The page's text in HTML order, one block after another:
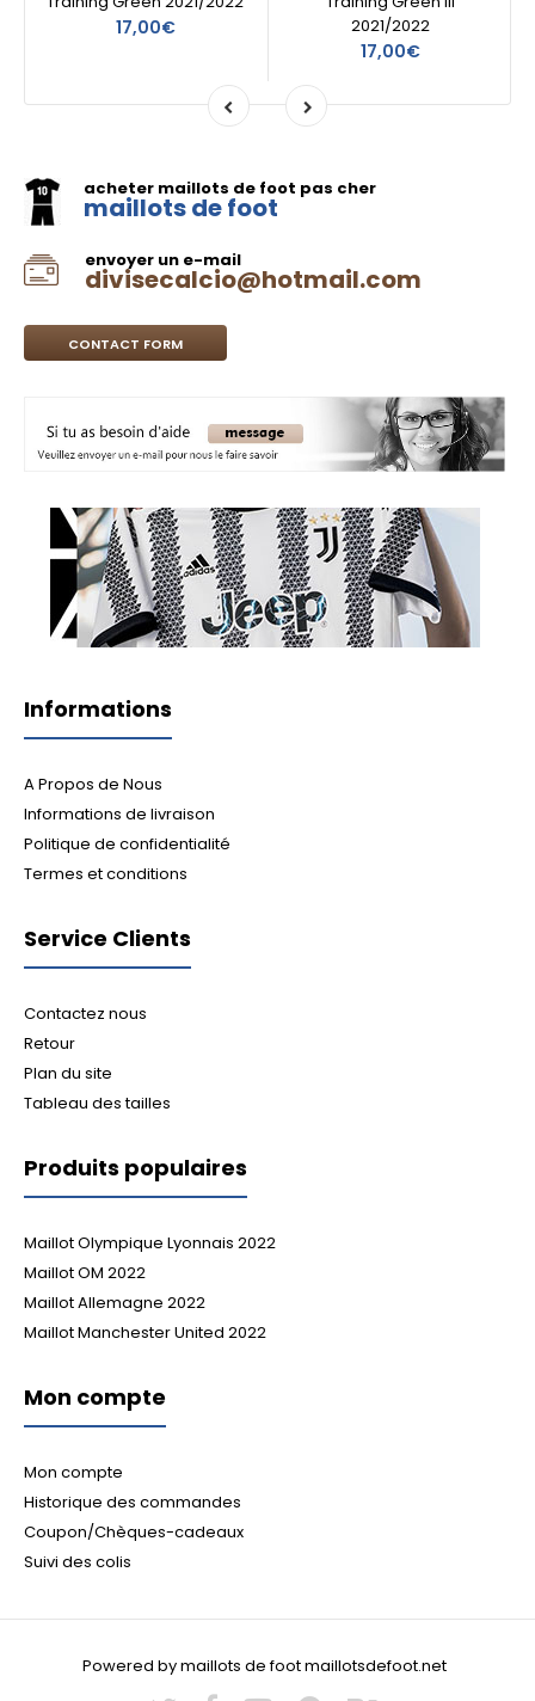
17,00€
2021/2022
17,00€
acheter maillots de foot pas cher
maillots de foot
envoyer un e-mail
divisecalcio@hotmail.com
CONTACT FORM
Informations
A Propos de Nous
Informations de livraison
Politique de confidentialité
Termes et conditions
Service Clients
Contactez nous
Retour
Plan du site
Tableau des tailles
Produits populaires
Maillot Olympique Lyonnais 2022
Maillot OM 2022
Maillot Allemagne 2022
Maillot Manchester United 2022
Mon compte
Mon compte
Historique des commandes
Coupon/Chèques-cadeaux
Suivi des colis
Powered by maillots de foot maillotsdefoot.net